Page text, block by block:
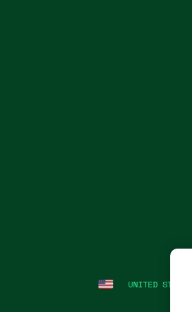
UNITED STATES